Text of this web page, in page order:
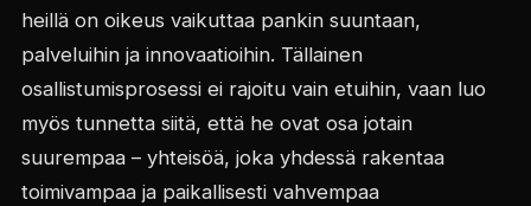
heillä on oikeus vaikuttaa pankin suuntaan,
palveluihin ja innovaatioihin. Tällainen
osallistumisprosessi ei rajoitu vain etuihin, vaan luo
myös tunnetta siitä, että he ovat osa jotain
suurempaa – yhteisöä, joka yhdessä rakentaa
toimivampaa ja paikallisesti vahvempaa